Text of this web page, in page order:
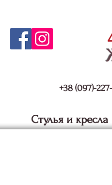
+38 (097)-
Стулья и кресла